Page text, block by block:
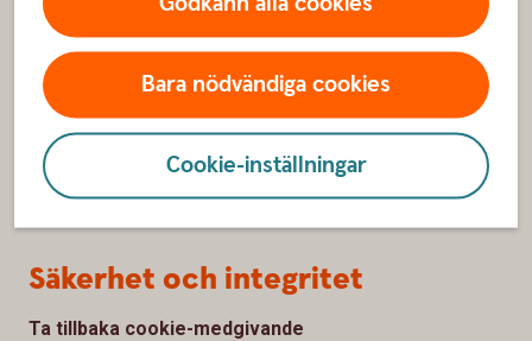
Bara nödvändiga cookies
Cookie-inställningar
Om Sparbanken Gotland
Hållbarhet
Jobba hos oss
Sponsring
Säkerhet och integritet
Ta tillbaka cookie-medgivande